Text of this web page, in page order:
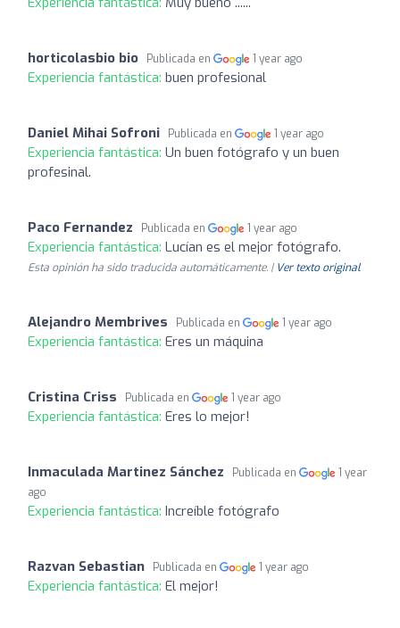
horticolasbio bio Publicada en 1 year ago
Experiencia fantástica: buen profesional
Daniel Mihai Sofroni Publicada en 1 year ago
Experiencia fantástica: Un buen fotógrafo y un buen
profesinal.
Paco Fernandez Publicada en 1 year ago
Experiencia fantástica: Lucían es el mejor fotógrafo.
Esta opinión ha sido traducida automáticamente. | Ver texto original
Alejandro Membrives Publicada en 1 year ago
Experiencia fantástica: Eres un máquina
Cristina Criss Publicada en 1 year ago
Experiencia fantástica: Eres lo mejor!
Inmaculada Martinez Sánchez Publicada en
1 year
ago
Experiencia fantástica: Increíble fotógrafo
Razvan Sebastian Publicada en 1 year ago
Experiencia fantástica: El mejor!